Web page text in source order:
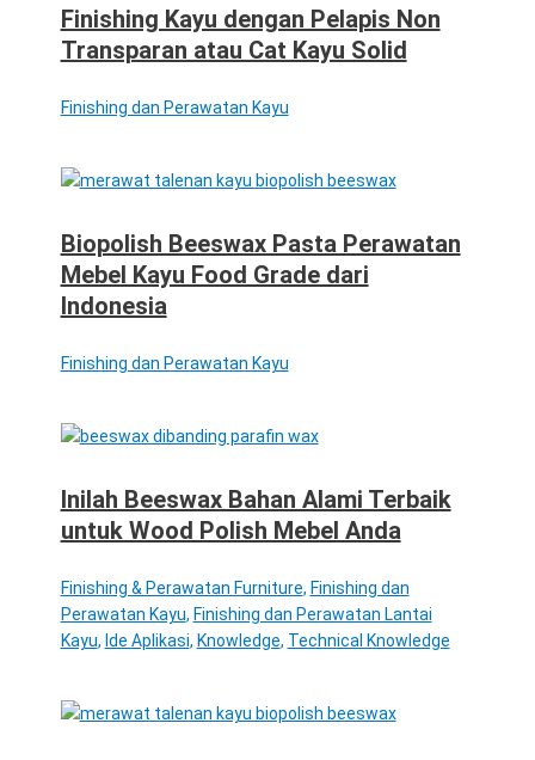
Finishing Kayu dengan Pelapis Non
Transparan atau Cat Kayu Solid
Finishing dan Perawatan Kayu
Biopolish Beeswax Pasta Perawatan
Mebel Kayu Food Grade dari
Indonesia
Finishing dan Perawatan Kayu
Inilah Beeswax Bahan Alami Terbaik
untuk Wood Polish Mebel Anda
Finishing & Perawatan Furniture, Finishing dan
Perawatan Kayu, Finishing dan Perawatan Lantai
Kayu, Ide Aplikasi, Knowledge, Technical Knowledge